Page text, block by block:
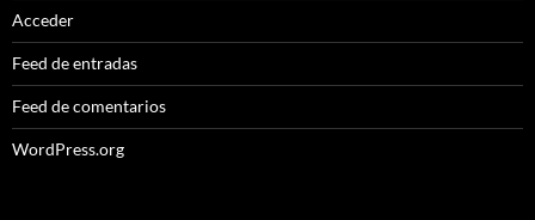
Acceder
Feed de entradas
Feed de comentarios
WordPress.org